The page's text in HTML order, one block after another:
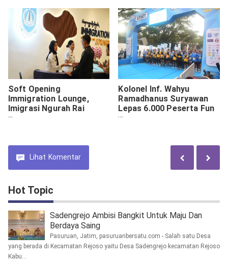
Tanjung Selor
Soft Opening
Immigration Lounge,
Imigrasi Ngurah Rai
Tingkatkan Kemudahan
Kolonel Inf. Wahyu
Ramadhanus Suryawan
Lepas 6.000 Peserta Fun
Run di Malang
Lihat Komentar
Hot Topic
Sadengrejo Ambisi Bangkit Untuk Maju Dan
Berdaya Saing
Pasuruan, Jatim, pasuruanbersatu.com - Salah satu Desa
yang berada di Kecamatan Rejoso yaitu Desa Sadengrejo kecamatan Rejoso
Kabu...